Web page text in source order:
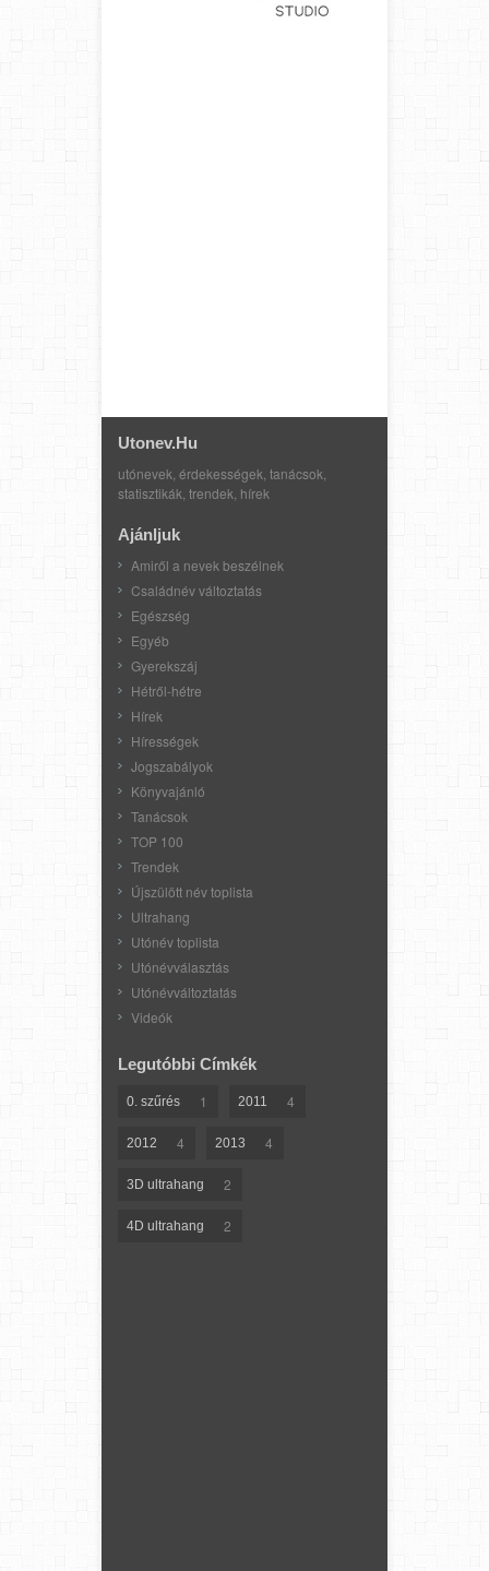
Utonev.hu
utónevek, érdekességek, tanácsok,
statisztikák, trendek, hírek
Ajánljuk
Amiről a nevek beszélnek
Családnév változtatás
Egészség
Egyéb
Gyerekszáj
Hétről-hétre
Hírek
Hírességek
Jogszabályok
Könyvajánló
Tanácsok
TOP 100
Trendek
Újszülött név toplista
Ultrahang
Utónév toplista
Utónévválasztás
Utónévváltoztatás
Videók
Legutóbbi Címkék
0. szűrés 1 2011 4
2012 4 2013 4
3D ultrahang 2
4D ultrahang 2